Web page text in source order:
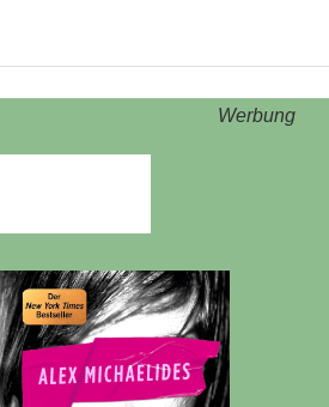
Werbung